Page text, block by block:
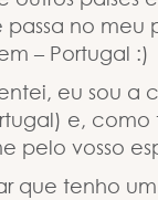
passa no meu
– Portugal :)
eu sou a
e,
pelo vosso
que tenho